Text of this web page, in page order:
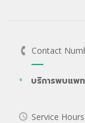
Contact
บริการพบแพท
Service Hours